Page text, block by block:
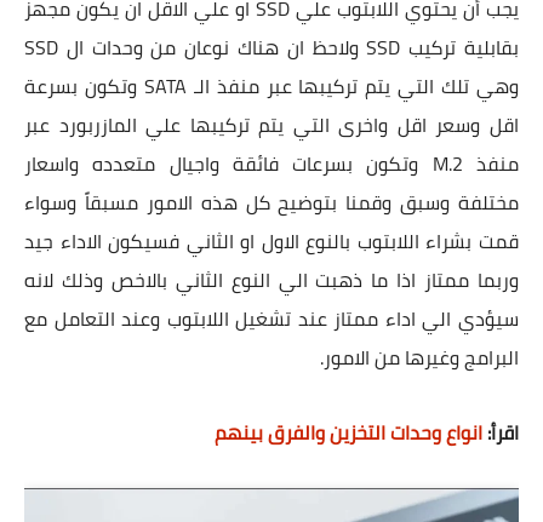
يجب أن يحتوي اللابتوب علي SSD او علي الاقل ان يكون مجهز
بقابلية تركيب SSD ولاحظ ان هناك نوعان من وحدات ال SSD
وهي تلك التي يتم تركيبها عبر منفذ الـ SATA وتكون بسرعة
اقل وسعر اقل واخرى التي يتم تركيبها علي المازربورد عبر
منفذ M.2 وتكون بسرعات فائقة واجيال متعدده واسعار
مختلفة وسبق وقمنا بتوضيح كل هذه الامور مسبقاً وسواء
قمت بشراء اللابتوب بالنوع الاول او الثاني فسيكون الاداء جيد
وربما ممتاز اذا ما ذهبت الي النوع الثاني بالاخص وذلك لانه
سيؤدي الي اداء ممتاز عند تشغيل اللابتوب وعند التعامل مع
البرامج وغيرها من الامور.
اقرأ:انواع وحدات التخزين والفرق بينهم